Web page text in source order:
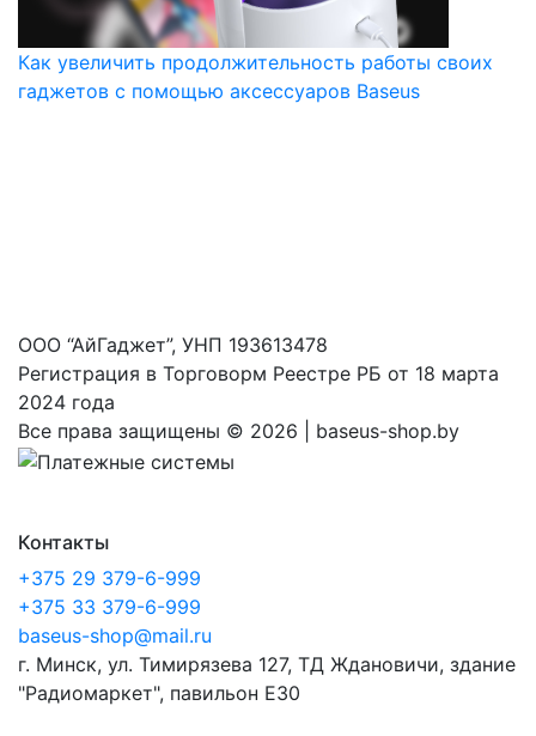
Как увеличить продолжительность работы своих
гаджетов с помощью аксессуаров Baseus
ООО “АйГаджет”, УНП 193613478
Регистрация в Торговорм Реестре РБ от 18 марта
2024 года
Все права защищены © 2026 | baseus-shop.by
Контакты
+375 29 379-6-999
+375 33 379-6-999
baseus-shop@mail.ru
г. Минск, ул. Тимирязева 127, ТД Ждановичи, здание
"Радиомаркет", павильон E30